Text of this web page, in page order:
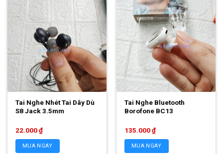
Tai Nghe Nhét Tai Dây Dù
S8 Jack 3.5mm
22.000₫
MUA NGAY
Tai Nghe Bluetooth
Borofone BC13
135.000₫
MUA NGAY